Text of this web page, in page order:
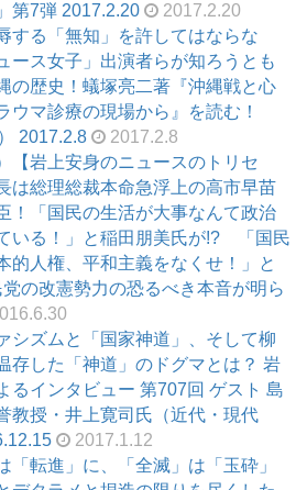
第7弾 2017.2.20
2017.2.20
する「無知」を許してはならな
ース女子」出演者らが知ろうとも
の歴史！蟻塚亮二著『沖縄戦と心
ウマ診療の現場から』を読む！
2017.2.8
2017.2.8
【岩上安身のニュースのトリセ
は総理総裁本命急浮上の高市早苗
！「国民の生活が大事なんて政治
いる！」と稲田朋美氏が!? 「国民
的人権、平和主義をなくせ！」と
の改憲勢力の恐るべき本音が明ら
シズムと「国家神道」、そして柳
存した「神道」のドグマとは？ 岩
るインタビュー 第707回 ゲスト 島
教授・井上寛司氏（近代・現代
2017.1.12
「転進」に、「全滅」は「玉砕」